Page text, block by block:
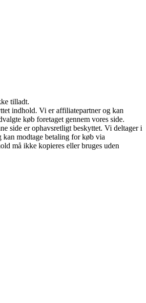
tilladt.
indhold. Vi er affiliatepartner og kan
køb foretaget gennem vores side.
side er ophavsretligt beskyttet. Vi deltager i
kan modtage betaling for køb via
må ikke kopieres eller bruges uden